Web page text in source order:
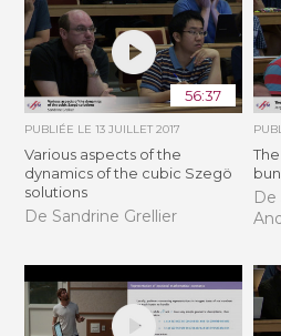
56:37
PUBLIÉE LE13 JUILLET 2017
Various aspects of the
dynamics of the cubic Szegö
solutions
De Sandrine Grellier
De